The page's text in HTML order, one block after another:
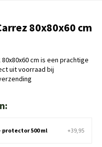
80x80x60 cm
cm is een prachtige
uit voorraad bij
protector 500 ml +39,95